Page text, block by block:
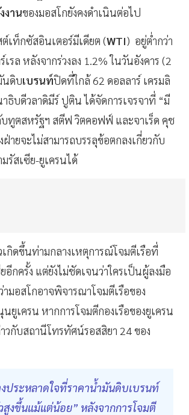
งานของมอสโกยังคงดำเนินต่อไป
เท็กซัสอินเตอร์มีเดียต (WTI) อยู่ต่ำกว่า
รล หลังจากร่วงลง 1.2% ในวันอังคาร (2
นดิบเบรนท์ปิดที่ใกล้ 62 ดอลลาร์ เครมลิ
ธิบดีวลาดิมีร์ ปูติน ได้จัดการเจรจาที่ “มี
ทูตสหรัฐฯ สตีฟ วิตคอฟฟ์ และจาเร็ด คุช
ฝ่ายจะไม่สามารถบรรลุข้อตกลงเกี่ยวกับ
รัสเซีย-ยูเครนได้
เกิดขึ้นท่ามกลางเหตุการณ์โจมตีเรือที่
อีกครั้ง แต่ยังไม่ชัดเจนว่าใครเป็นผู้ลงมือ
ามอสโกอาจพิจารณาโจมตีเรือของ
เครน หากการโจมตีกองเรือของยูเครน
าวกับสถานีโทรทัศน์รอสสิยา 24 ของ
ประหลาดใจที่ราคาน้ำมันดิบเบรนท์
สูงขึ้นแม้แต่น้อย” หลังจากการโจมตี